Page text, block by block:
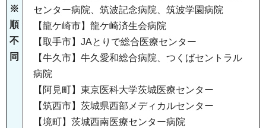
※
順
不
同
センター病院、筑波記念病院、筑波学園病院
【龍ケ崎市】龍ケ崎済生会病院
【取手市】JAとりで総合医療センター
【牛久市】牛久愛和総合病院、つくばセントラル
病院
【阿見町】東京医科大学茨城医療センター
【筑西市】茨城県西部メディカルセンター
【境町】茨城西南医療センター病院